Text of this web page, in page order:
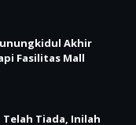
Akhir
Fasilitas Mall
Tiada, Inilah